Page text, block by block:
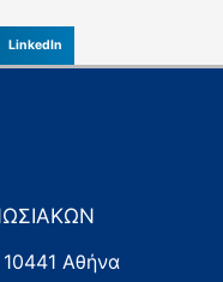
LinkedIn
Αθήνα